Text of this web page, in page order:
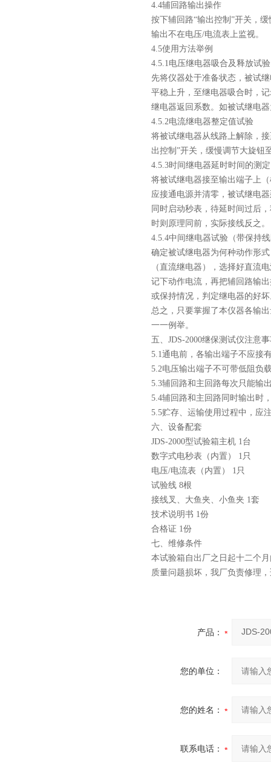
4.4辅回路输出操作
按下辅回路“输出控制”开关，
输出不在电压/电流表上监视。
4.5使用方法举例
4.5.1电压继电器吸合及释放试验
先将仪器处于准备状态，被试
平稳上升，至继电器吸合时，
继电器返回系数。如被试继电
4.5.2电流继电器整定值试验
将被试继电器从线路上解除，
出控制”开关，缓慢调节大旋钮
4.5.3时间继电器延时时间的测定
将被试继电器接至输出端子上
应接通电源并清零，被试继电
同时启动秒表，待延时间过后
时则原理同前，实际接线反之。
4.5.4中间继电器试验（带保持
确定被试继电器为何种动作形
（直流继电器），选择好直流
记下动作电流，再把辅回路输
或保持情况，判定继电器的好
总之，只要掌握了本仪器各输
一一例举。
五、 JDS-2000继保测试仪注意
5.1通电前，各输出端子不应接
5.2电压输出端子不可带低阻负
5.3辅回路和主回路每次只能输
5.4辅回路和主回路同时输出时
5.5贮存、运输使用过程中，应
六、设备配套
JDS-2000型试验箱主机 1台
数字式电秒表（内置） 1只
电压/电流表（内置） 1只
试验线 8根
接线叉、大鱼夹、小鱼夹 1套
技术说明书 1份
合格证 1份
七、维修条件
本试验箱自出厂之日起十二个
质量问题损坏，我厂负责修理
产品：
您的单位：
您的姓名：
联系电话：